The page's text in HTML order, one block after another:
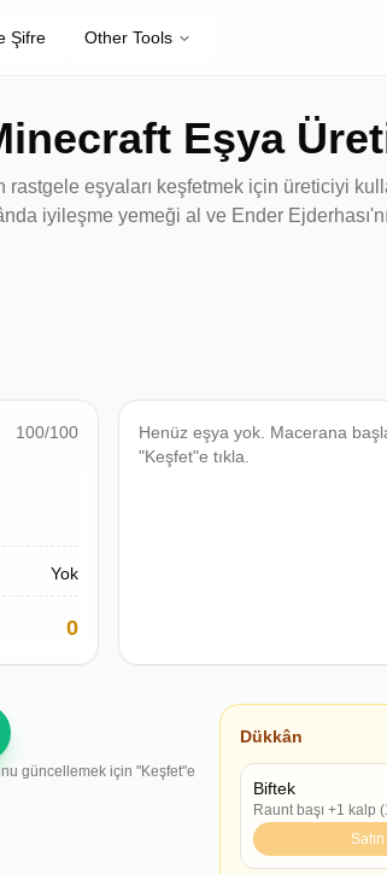
Şifre Other Tools
Eşya
rastgele eşyaları keşfetmek için üreticiyi
iyileşme yemeği al ve Ender
100/100
Yok
0
Henüz eşya yok. Macerana
"Keşfet"e tıkla.
güncellemek için "Keşfet"e
Dükkân
Biftek
Raunt başı +1 kalp
Satın